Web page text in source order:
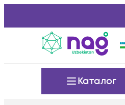
Каталог